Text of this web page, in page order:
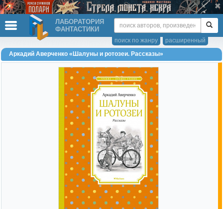
ЛАБОРАТОРИЯ
ФАНТАСТИКИ
расширенный
поиск по жанру
Аркадий Аверченко «Шалуны и ротозеи. Рассказы»